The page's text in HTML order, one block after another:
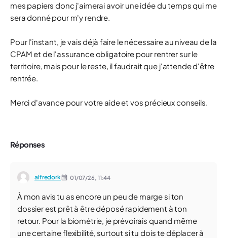
mes papiers donc j'aimerai avoir une idée du temps qui me
sera donné pour m'y rendre.
Pour l'instant, je vais déjà faire le nécessaire au niveau de la
CPAM et de l'assurance obligatoire pour rentrer sur le
territoire, mais pour le reste, il faudrait que j'attende d'être
rentrée.
Merci d'avance pour votre aide et vos précieux conseils.
Réponses
alfredork 01/07/26, 11:44
À mon avis tu as encore un peu de marge si ton
dossier est prêt à être déposé rapidement à ton
retour. Pour la biométrie, je prévoirais quand même
une certaine flexibilité, surtout si tu dois te déplacer à